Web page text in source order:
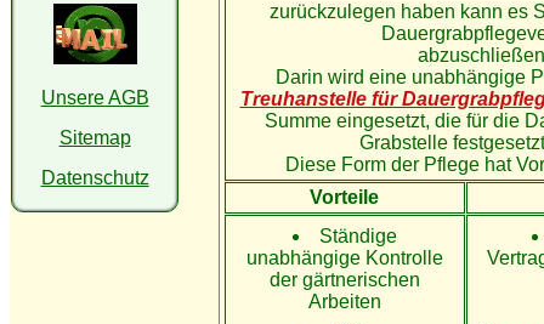
Unsere AGB
Sitemap
Datenschutz
zurückzulegen haben kann es
Darin wird eine unabhängige
Treuhanstelle für
Summe eingesetzt, die für die
Grabstelle
Diese Form der Pflege hat
Vorteile
Ständige
unabhängige Kontrolle
der gärtnerischen
Arbeiten